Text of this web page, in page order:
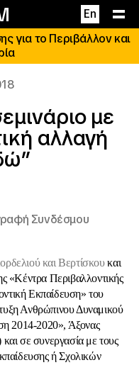
En
για το Περιβάλλον και
με
αλλαγή
Συνδέσμου
και Βερτίσκουκαι
«Κέντρα Περιβαλλοντικής
Εκπαίδευση» του
Ανθρώπινου Δυναμικού
2014-2020», Άξονας
σε συνεργασία με τους
ή Σχολικών